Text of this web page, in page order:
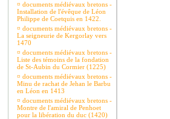
¤ documents médiévaux bretons -
Installation de l'évêque de Léon
Philippe de Coetquis en 1422.
¤ documents médiévaux bretons -
La seigneurie de Kergorlay vers
1470
¤ documents médiévaux bretons -
Liste des témoins de la fondation
de St-Aubin du Cormier (1225)
¤ documents médiévaux bretons -
Minu de rachat de Jehan le Barbu
en Léon en 1413
¤ documents médiévaux bretons -
Montre de l'amiral de Penhoet
pour la libération du duc (1420)